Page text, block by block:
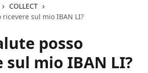
COLLECT
sul mio IBAN LI?
posso
sul mio IBAN LI?